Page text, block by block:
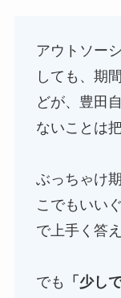
アウトソー
しても、期
どが、豊田
ないことは
ぶっちゃけ
こでもいい
で上手く答
でも
「少し